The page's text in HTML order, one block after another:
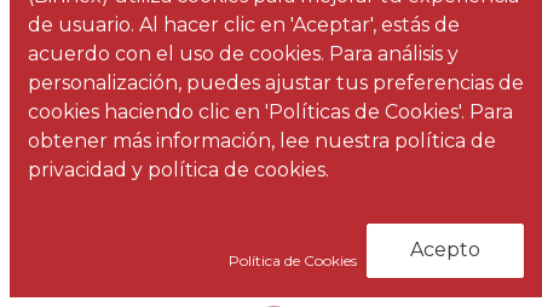
Infografías 3D
de usuario. Al hacer clic en 'Aceptar', estás de
acuerdo con el uso de cookies. Para análisis y
personalización, puedes ajustar tus preferencias de
cookies haciendo clic en 'Políticas de Cookies'. Para
obtener más información, lee nuestra política de
privacidad y política de cookies.
Política de Cookies Acepto